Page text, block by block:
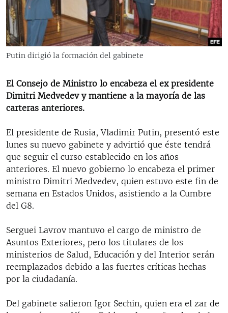
RADIO MARTÍ
ESPECIALES
ESPECIALES
SER VIEJO EN CUBA
KENTU-CUBANO
DESINFORMACIÓN RUSA EN AMÉRICA LATINA
LA INVASIÓN DE RUSIA A UCRANIA
MULTIMEDIA
SÍGUENOS
Putin dirigió la formación del gabinete
El Consejo de Ministro lo encabeza el ex presidente
Dimitri Medvedev y mantiene a la mayoría de las
carteras anteriores.
El presidente de Rusia, Vladimir Putin, presentó este
lunes su nuevo gabinete y advirtió que éste tendrá
que seguir el curso establecido en los años
anteriores. El nuevo gobierno lo encabeza el primer
ministro Dimitri Medvedev, quien estuvo este fin de
semana en Estados Unidos, asistiendo a la Cumbre
del G8.
Serguei Lavrov mantuvo el cargo de ministro de
Asuntos Exteriores, pero los titulares de los
ministerios de Salud, Educación y del Interior serán
reemplazados debido a las fuertes críticas hechas
por la ciudadanía.
Del gabinete salieron Igor Sechin, quien era el zar de